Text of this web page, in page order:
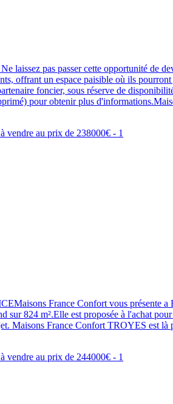
pas passer cette opportunité de
offrant un espace paisible où ils
foncier, sous réserve de
pour obtenir plus
France Confort vous présente
824 m².Elle est proposée à l'achat
France Confort TROYES est